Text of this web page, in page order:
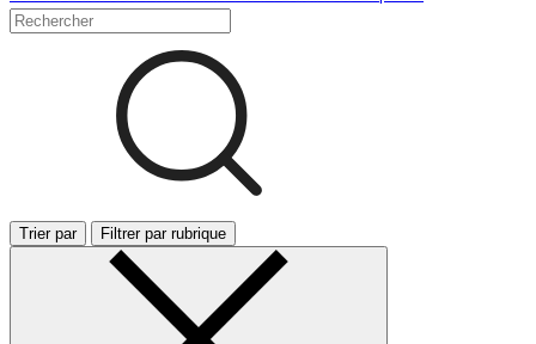
Trier par Filtrer par rubrique